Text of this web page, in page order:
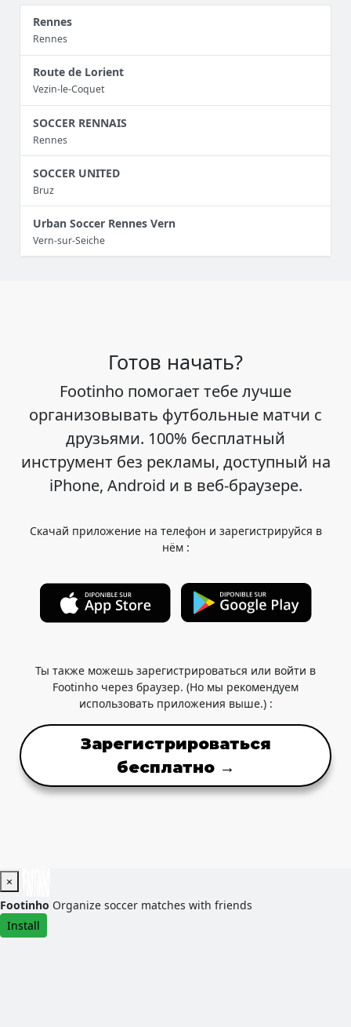
Rennes
Rennes
Route de Lorient
Vezin-le-Coquet
SOCCER RENNAIS
Rennes
SOCCER UNITED
Bruz
Urban Soccer Rennes Vern
Vern-sur-Seiche
Готов начать?
Footinho помогает тебе лучше
организовывать футбольные матчи с
друзьями. 100% бесплатный
инструмент без рекламы, доступный на
iPhone, Android и в веб-браузере.
Скачай приложение на телефон и зарегистрируйся в
нём :
Ты также можешь зарегистрироваться или войти в
Footinho через браузер. (Но мы рекомендуем
использовать приложения выше.) :
Зарегистрироваться
бесплатно →
×
Footinho Organize soccer matches with friends
Install